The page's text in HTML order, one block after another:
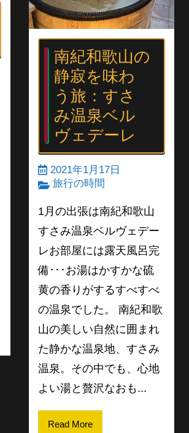
南紀和歌山の
静寂を味わ
う旅：すさ
み温泉ベル
ヴェデーレ
2021年1月17日
旅行の時間
1月の出張は南紀和歌山
すさみ温泉ベルヴェデー
レお部屋には露天風呂完
備･･･お湯はかすかな硫
黄の香りがするすべすべ
の温泉でした。 南紀和歌
山の美しい自然に囲まれ
た静かな温泉地、すさみ
温泉。その中でも、心地
よい湯と贅沢なおも...
Read More